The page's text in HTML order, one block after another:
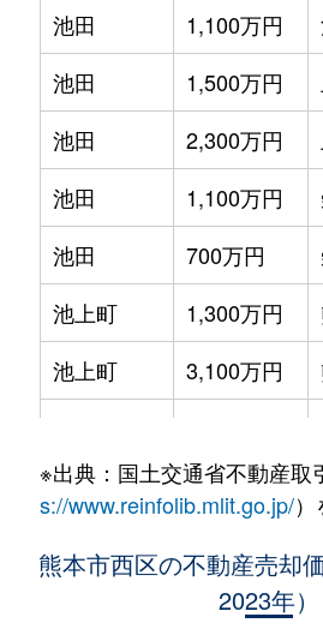
上熊本
15,000万円
上熊本
3,200万円
上熊本
3,300万円
上代
1,300万円
上代
960万円
上代
1,800万円
上代
4,100万円
島崎
1,400万円
島崎
900万円
400万円
池田
1,100万円
池田
1,500万円
池田
2,300万円
池田
1,100万円
池田
700万円
池上町
1,300万円
池上町
3,100万円
春日
520万円
3,100万円
※出典：国土交通省不動産取
s://www.reinfolib.mlit.go.jp/）
熊本市西区の不動産売却
2023年）